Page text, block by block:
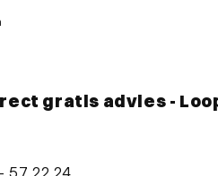
gratis advies -
57 22 24